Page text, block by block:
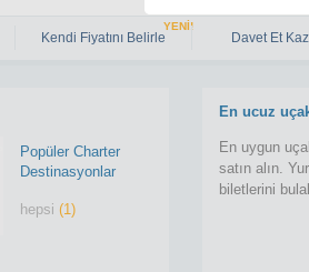
Kendi Fiyatını Belirle
YENİ!
Davet Et
Popüler Charter
Destinasyonlar
hepsi(1)
En ucuz
En uygun
satın alın.
biletlerini